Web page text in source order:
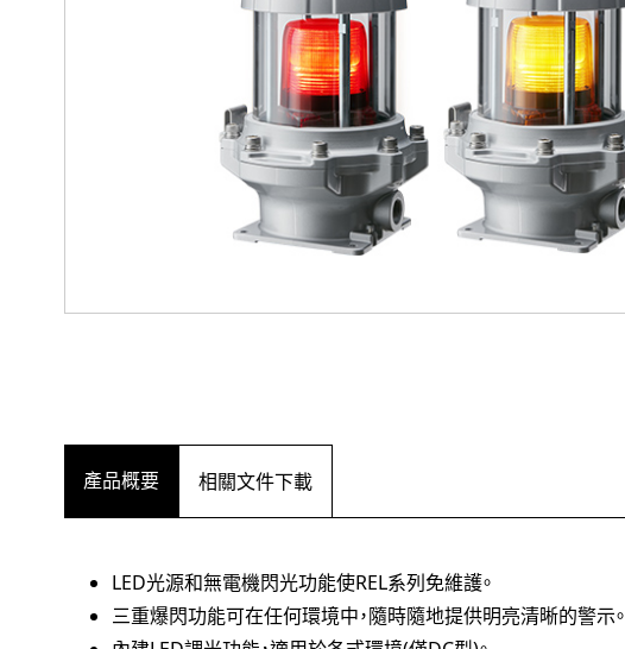
產品概要 相關文件下載
LED光源和無電機閃光功能使REL系列免維護。
三重爆閃功能可在任何環境中，隨時隨地提供明亮清晰的警示。